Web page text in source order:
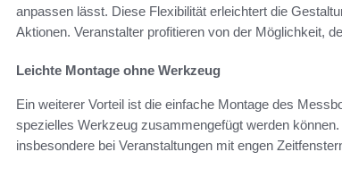
anpassen lässt. Diese Flexibilität erleichtert die
Aktionen. Veranstalter profitieren von der Möglichkeit,
Leichte Montage ohne Werkzeug
Ein weiterer Vorteil ist die einfache Montage des
spezielles Werkzeug zusammengefügt werden
insbesondere bei Veranstaltungen mit engen